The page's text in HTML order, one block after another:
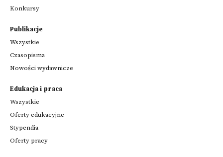
Konkursy
Publikacje
Wszystkie
Czasopisma
Nowości wydawnicze
Edukacja i praca
Wszystkie
Oferty edukacyjne
Stypendia
Oferty pracy